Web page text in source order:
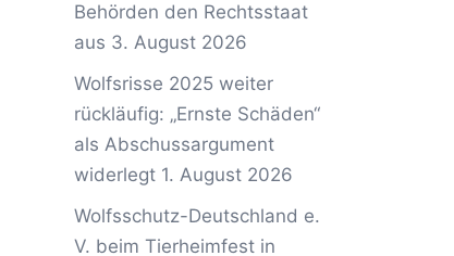
Behörden den Rechtsstaat
aus 3. August 2026
Wolfsrisse 2025 weiter
rückläufig: „Ernste Schäden“
als Abschussargument
widerlegt 1. August 2026
Wolfsschutz-Deutschland e.
V. beim Tierheimfest in